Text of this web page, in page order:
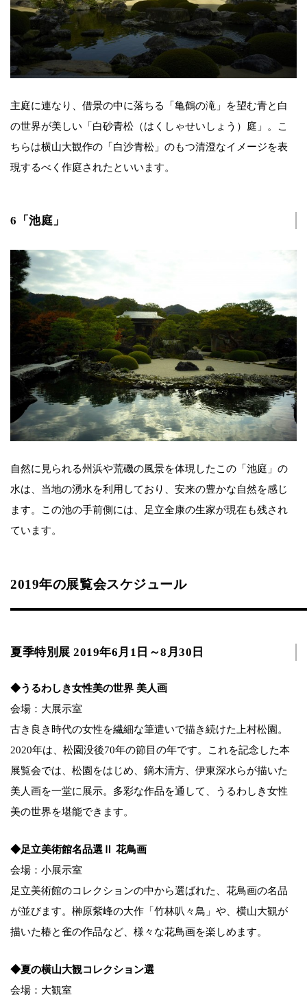
主庭に連なり、借景の中に落ちる「亀鶴の滝」を望む青と白
の世界が美しい「白砂青松（はくしゃせいしょう）庭」。こ
ちらは横山大観作の「白沙青松」のもつ清澄なイメージを表
現するべく作庭されたといいます。
6「池庭」
自然に見られる州浜や荒磯の風景を体現したこの「池庭」の
水は、当地の湧水を利用しており、安来の豊かな自然を感じ
ます。この池の手前側には、足立全康の生家が現在も残され
ています。
2019年の展覧会スケジュール
夏季特別展 2019年6月1日～8月30日
◆うるわしき女性美の世界 美人画
会場：大展示室
古き良き時代の女性を繊細な筆遣いで描き続けた上村松園。
2020年は、松園没後70年の節目の年です。これを記念した本
展覧会では、松園をはじめ、鏑木清方、伊東深水らが描いた
美人画を一堂に展示。多彩な作品を通して、うるわしき女性
美の世界を堪能できます。
◆足立美術館名品選Ⅱ 花鳥画
会場：小展示室
足立美術館のコレクションの中から選ばれた、花鳥画の名品
が並びます。榊原紫峰の大作「竹林叭々鳥」や、横山大観が
描いた椿と雀の作品など、様々な花鳥画を楽しめます。
◆夏の横山大観コレクション選
会場：大観室